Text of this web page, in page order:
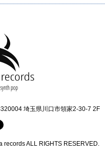
埼玉県川口市領家2-30-7 2F
ALL RIGHTS RESERVED.